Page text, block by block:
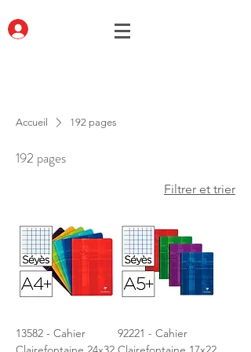
Accueil 192 pages
192 pages
Filtrer et trier
13582 - Cahier
92221 - Cahier